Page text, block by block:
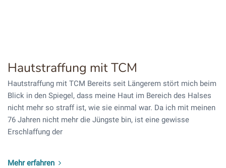
Hautstraffung mit TCM
Hautstraffung mit TCM Bereits seit Längerem stört mich beim
Blick in den Spiegel, dass meine Haut im Bereich des Halses
nicht mehr so straff ist, wie sie einmal war. Da ich mit meinen
76 Jahren nicht mehr die Jüngste bin, ist eine gewisse
Erschlaffung der
Mehr erfahren